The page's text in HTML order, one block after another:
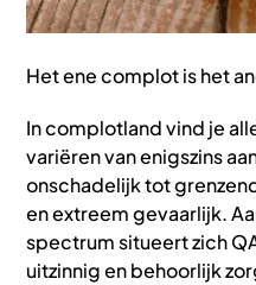
Het ene complot is het
In complotland vind je
variëren van enigszins
onschadelijk tot
en extreem gevaarlijk.
spectrum situeert zich
uitzinnig en behoorlijk